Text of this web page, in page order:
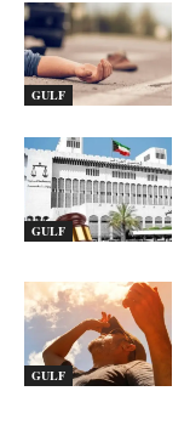
GULF
GULF
GULF